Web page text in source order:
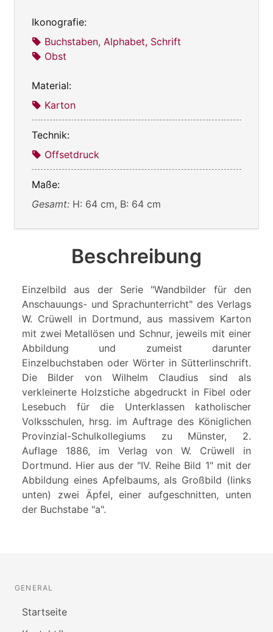
Ikonografie:
Buchstaben, Alphabet, Schrift
Obst
Material:
Karton
Technik:
Offsetdruck
Maße:
Gesamt: H: 64 cm, B: 64 cm
Beschreibung
Einzelbild aus der Serie "Wandbilder für den
Anschauungs- und Sprachunterricht" des Verlags
W. Crüwell in Dortmund, aus massivem Karton
mit zwei Metallösen und Schnur, jeweils mit einer
Abbildung und zumeist darunter
Einzelbuchstaben oder Wörter in Sütterlinschrift.
Die Bilder von Wilhelm Claudius sind als
verkleinerte Holzstiche abgedruckt in Fibel oder
Lesebuch für die Unterklassen katholischer
Volksschulen, hrsg. im Auftrage des Königlichen
Provinzial-Schulkollegiums zu Münster, 2.
Auflage 1886, im Verlag von W. Crüwell in
Dortmund. Hier aus der "IV. Reihe Bild 1" mit der
Abbildung eines Apfelbaums, als Großbild (links
unten) zwei Äpfel, einer aufgeschnitten, unten
der Buchstabe "a".
GENERAL
Startseite